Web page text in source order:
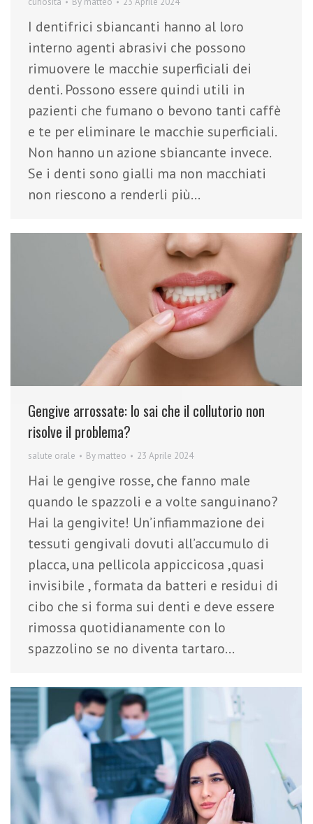
I dentifrici sbiancanti hanno al loro
interno agenti abrasivi che possono
rimuovere le macchie superficiali dei
denti. Possono essere quindi utili in
pazienti che fumano o bevono tanti caffè
e te per eliminare le macchie superficiali.
Non hanno un azione sbiancante invece.
Se i denti sono gialli ma non macchiati
non riescono a renderli più…
Gengive arrossate: lo sai che il collutorio non
risolve il problema?
salute orale By matteo 23 Aprile 2024
Hai le gengive rosse, che fanno male
quando le spazzoli e a volte sanguinano?
Hai la gengivite! Un’infiammazione dei
tessuti gengivali dovuti all’accumulo di
placca, una pellicola appiccicosa ,quasi
invisibile , formata da batteri e residui di
cibo che si forma sui denti e deve essere
rimossa quotidianamente con lo
spazzolino se no diventa tartaro…